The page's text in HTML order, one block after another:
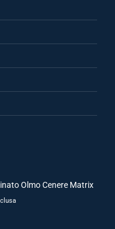
Olmo Cenere Matrix